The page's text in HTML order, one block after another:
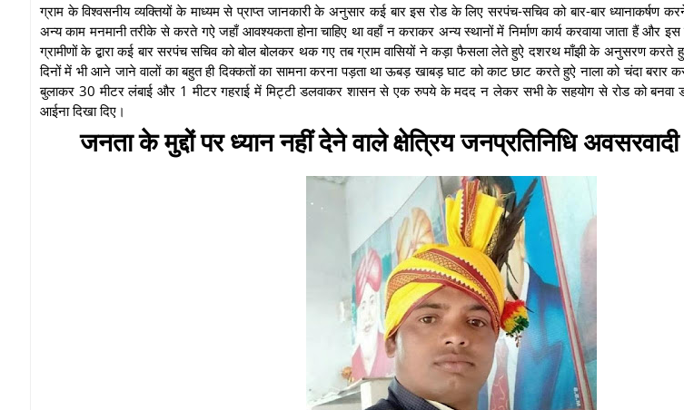
ग्राम के विश्वसनीय व्यक्तियों के माध्यम से प्राप्त जानकारी के अनुसार कई बार इस रोड के लिए सरपंच-सचिव को बार-बार ध्यानाकर्षण
अन्य काम मनमानी तरीके से करते गऐ जहाँ आवश्यकता होना चाहिए था वहाँ न कराकर अन्य स्थानों में निर्माण कार्य करवाया जाता हैं और इस
ग्रामीणों के द्बारा कई बार सरपंच सचिव को बोल बोलकर थक गए तब ग्राम वासियों ने कड़ा फैसला लेते हुऐ दशरथ माँझी के अनुसरण करते
दिनों में भी आने जाने वालों का बहुत ही दिक्कतों का सामना करना पड़ता था ऊबड़ खाबड़ घाट को काट छाट करते हुऐ नाला को चंदा
बुलाकर 30 मीटर लंबाई और 1 मीटर गहराई में मिट्टी डलवाकर शासन से एक रुपये के मदद न लेकर सभी के सहयोग से रोड को बनवा
आईना दिखा दिए।
जनता के मुद्दों पर ध्यान नहीं देने वाले क्षेत्रिय जनप्रतिनिधि